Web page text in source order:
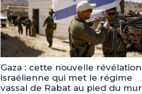
Gaza : cette nouvelle révélation
israélienne qui met le régime
vassal de Rabat au pied du mur